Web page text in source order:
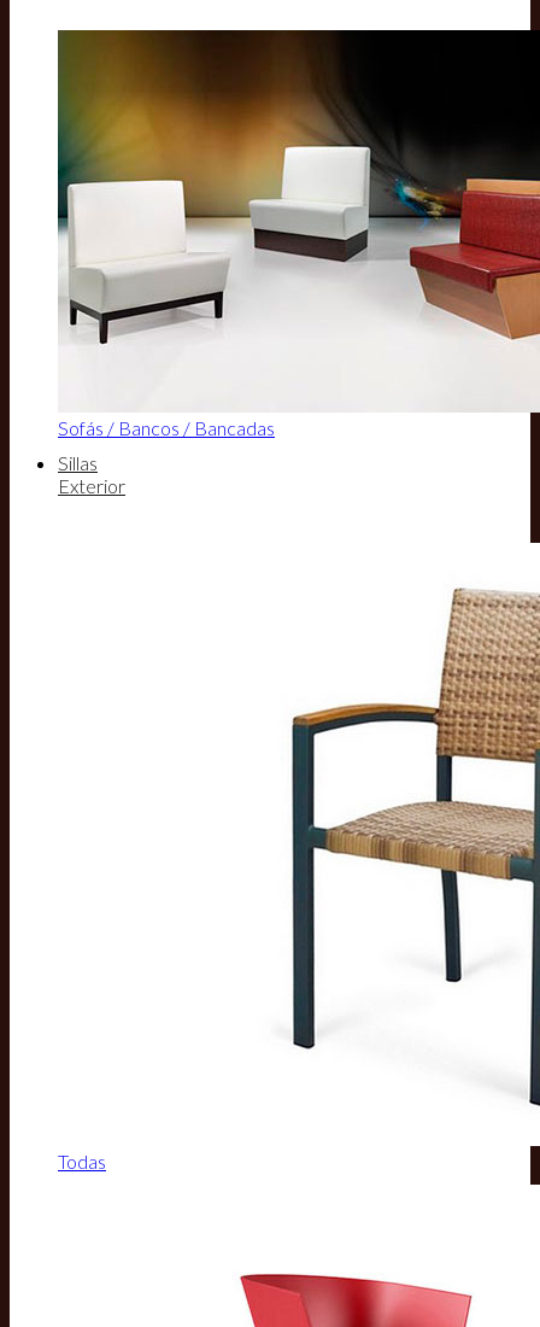
Sofás / Bancos / Bancadas
Sillas
Exterior
Todas